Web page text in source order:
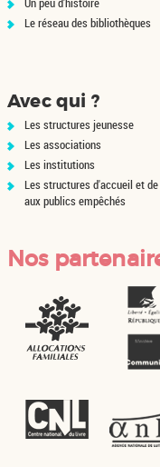
Le réseau des bibliothèques
Avec qui ?
Les structures jeunesse
Les associations
Les institutions
Les structures d'accueil et
aux publics empêchés
Nos